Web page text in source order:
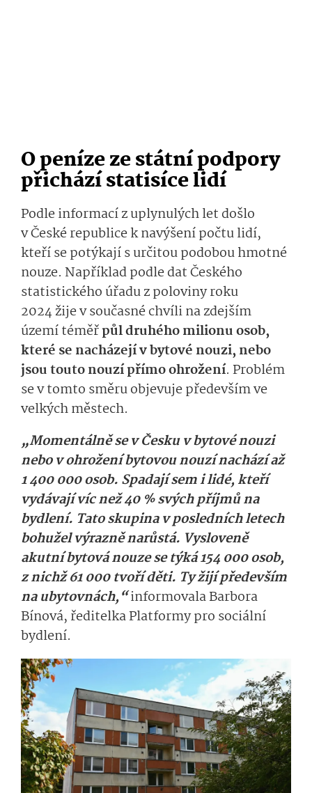
O peníze ze státní podpory
přichází statisíce lidí
Podle informací z uplynulých let došlo
v České republice k navýšení počtu lidí,
kteří se potýkají s určitou podobou hmotné
nouze. Například podle dat Českého
statistického úřadu z poloviny roku
2024 žije v současné chvíli na zdejším
území téměřpůl druhého milionu osob,
které se nacházejí v bytové nouzi, nebo
jsou touto nouzí přímo ohrožení. Problém
se v tomto směru objevuje především ve
velkých městech.
„Momentálně se v Česku v bytové nouzi
nebo v ohrožení bytovou nouzí nachází až
1 400 000 osob. Spadají sem i lidé, kteří
vydávají víc než 40 % svých příjmů na
bydlení. Tato skupina v posledních letech
bohužel výrazně narůstá. Vysloveně
akutní bytová nouze se týká 154 000 osob,
z nichž 61 000 tvoří děti. Ty žijí především
na ubytovnách,“informovala Barbora
Bínová, ředitelka Platformy pro sociální
bydlení.